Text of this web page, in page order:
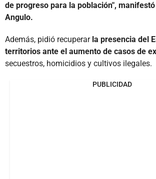
de progreso para la población",
Angulo.
Además, pidió recuperar la presencia del
territorios ante el aumento de casos de
secuestros, homicidios y cultivos ilegales.
PUBLICIDAD